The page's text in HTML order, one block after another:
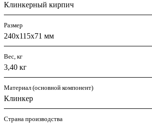
Клинкерный кирпич
Размер
240х115х71 мм
Вес, кг
3,40 кг
Материал (основной компонент)
Клинкер
Страна производства